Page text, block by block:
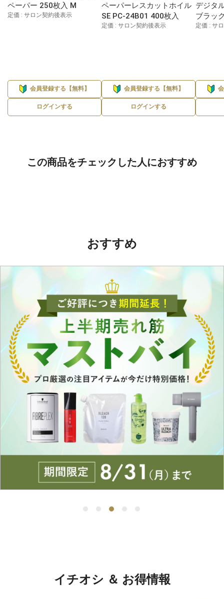
ペーパー 250枚入 M
定価 : サロン契約後表示
会員登録する【無料】
ログインする
ペーパーレスカットホイル
SE PC-24B01 400枚入
定価 : サロン契約後表示
会員登録する【無料】
ログインする
デジタ
ブラッ
定価 : サ
この商品をチェックした人におすすめ
おすすめ
イチオシ ＆ お得情報